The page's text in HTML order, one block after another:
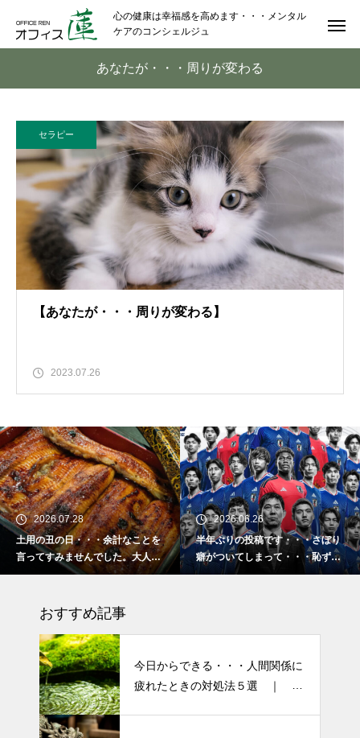
心の健康は幸福感を高めます・・・メンタル
ケアのコンシェルジュ
あなたが・・・周りが変わる
セラピー
【あなたが・・・周りが変わる】
2023.07.26
・・余計なことを
んでした。大人気
・・・
2026.06.26
半年ぶりの投稿です・・・さぼり
癖がついてしまって・・・恥ずか
しぃ～ (〃ﾉωﾉ)
2026 今年初
「食生活習慣
ーマです。
おすすめ記事
今日からできる・・・人間関係に
疲れたときの対処法５選 ｜ 心